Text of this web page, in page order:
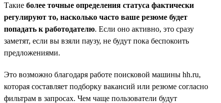
Такие более точные определения статуса фактически
регулируют то, насколько часто ваше резюме будет
попадать к работодателю. Если оно активно, это сразу
заметят, если вы взяли паузу, не будут пока беспокоить
предложениями.
Это возможно благодаря работе поисковой машины hh.ru,
которая составляет подборку вакансий или резюме согласно
фильтрам в запросах. Чем чаще пользователи будут